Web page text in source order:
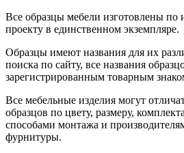
Все образцы мебели изготовлены по
проекту в единственном экземпляре.
Образцы имеют названия для их
поиска по сайту, все названия
зарегистрированным товарным
Все мебельные изделия могут
образцов по цвету, размеру,
способами монтажа и
фурнитуры.